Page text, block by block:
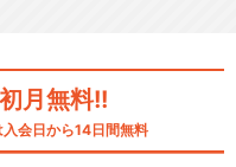
月無料!!
会日から14日間無料